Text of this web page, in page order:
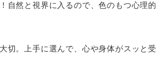
自然と視界に入るので、色のもつ心理的
切。上手に選んで、心や身体がスッと受